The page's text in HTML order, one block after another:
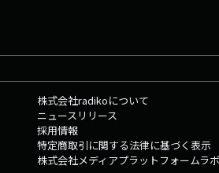
切さ「学ぶ」という言葉の語源は、真似をす
す。これは仏教に限らず、あらゆる学問や技
て実践していくことに、学びの本質があり
ではありません。親元を離れた一人暮らし
の財産となります。仲間と語り合い、汗を
い貴重なものです。これから大学を目指す
いと願っています。🔶今週のまとめ日本に
株式会社radikoについて
ニュースリリース
採用情報
特定商取引に関する法律に基づく表示
株式会社メディアプラットフォームラ